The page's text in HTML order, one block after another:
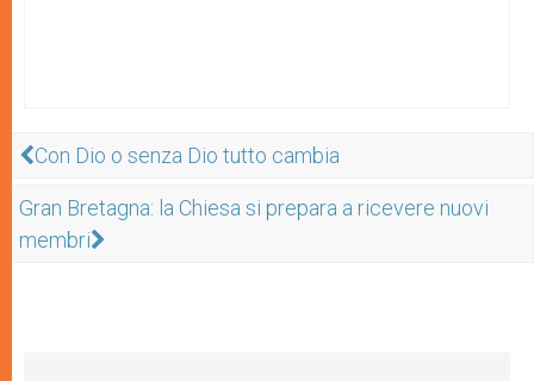
Con Dio o senza Dio tutto cambia
Gran Bretagna: la Chiesa si prepara a ricevere nuovi
membri